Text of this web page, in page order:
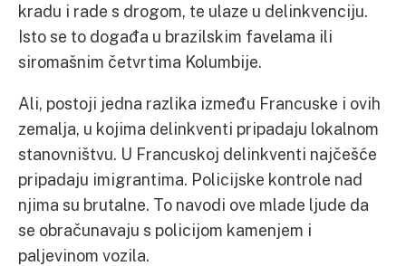
kradu i rade s drogom, te ulaze u delinkvenciju.
Isto se to događa u brazilskim favelama ili
siromašnim četvrtima Kolumbije.
Ali, postoji jedna razlika između Francuske i ovih
zemalja, u kojima delinkventi pripadaju lokalnom
stanovništvu. U Francuskoj delinkventi najčešće
pripadaju imigrantima. Policijske kontrole nad
njima su brutalne. To navodi ove mlade ljude da
se obračunavaju s policijom kamenjem i
paljevinom vozila.